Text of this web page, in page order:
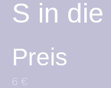
S in
Preis
6 €